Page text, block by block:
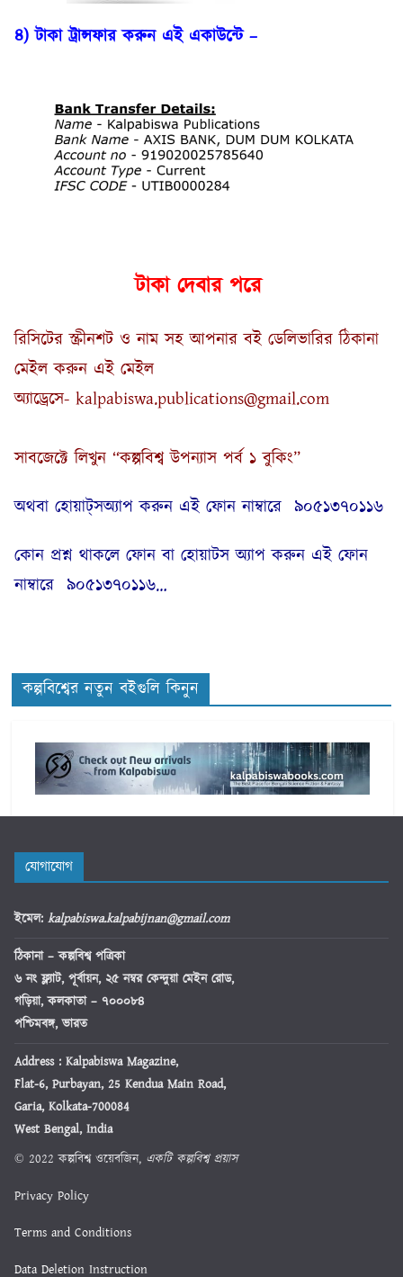
৪) টাকা ট্রান্সফার করুন এই একাউন্টে –
টাকা দেবার পরে
রিসিটের স্ক্রীনশট ও নাম সহ আপনার বই ডেলিভারির ঠিকানা
মেইল করুন এই মেইল
অ্যাড্রেসে- kalpabiswa.publications@gmail.com
সাবজেক্টে লিখুন “কল্পবিশ্ব উপন্যাস পর্ব ১ বুকিং”
অথবা হোয়াট্‌সঅ্যাপ করুন এই ফোন নাম্বারে ৯০৫১৩৭০১১৬
কোন প্রশ্ন থাকলে ফোন বা হোয়াটস অ্যাপ করুন এই ফোন
নাম্বারে ৯০৫১৩৭০১১৬…
কল্পবিশ্বের নতুন বইগুলি কিনুন
যোগাযোগ
ইমেল: kalpabiswa.kalpabijnan@gmail.com
ঠিকানা– কল্পবিশ্ব পত্রিকা
৬ নং ফ্ল্যাট, পূর্বায়ন, ২৫ নম্বর কেন্দুয়া মেইন রোড,
গড়িয়া, কলকাতা – ৭০০০৮৪
পশ্চিমবঙ্গ, ভারত
Address : Kalpabiswa Magazine,
Flat-6, Purbayan, 25 Kendua Main Road,
Garia, Kolkata-700084
West Bengal, India
© 2022 কল্পবিশ্ব ওয়েবজিন, একটি কল্পবিশ্ব প্রয়াস
Privacy Policy
Terms and Conditions
Data Deletion Instruction